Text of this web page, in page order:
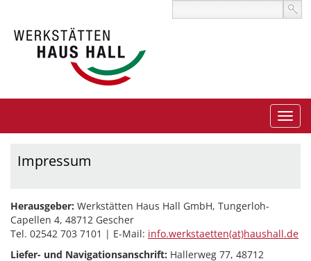
Impressum
Herausgeber: Werkstätten Haus Hall GmbH, Tungerloh-
Capellen 4, 48712 Gescher
Tel. 02542 703 7101 | E-Mail: info.werkstaetten(at)haushall.de
Liefer- und Navigationsanschrift: Hallerweg 77, 48712